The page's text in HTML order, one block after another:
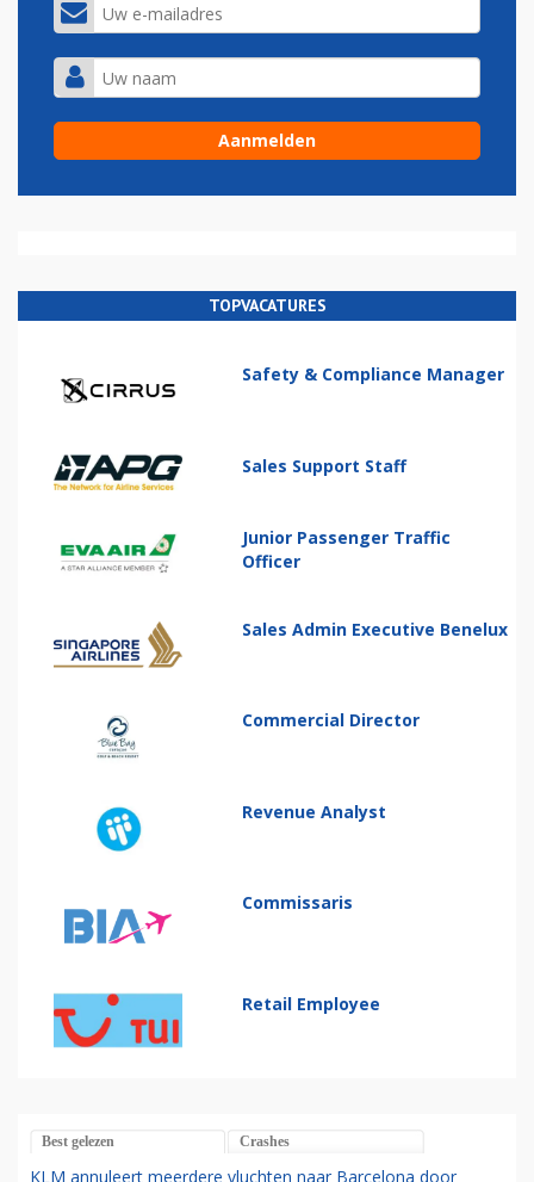
TOPVACATURES
Safety & Compliance Manager
Sales Support Staff
Junior Passenger Traffic
Officer
Sales Admin Executive Benelux
Commercial Director
Revenue Analyst
Commissaris
Retail Employee
Best gelezen Crashes
KLM annuleert meerdere vluchten naar Barcelona door